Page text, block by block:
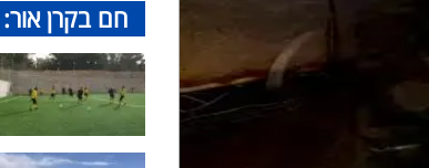
חם בקרן אור: